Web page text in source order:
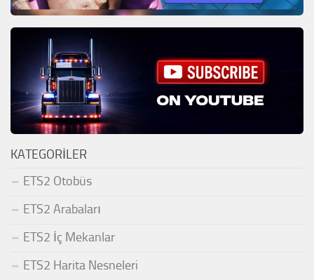
KATEGORILER
ETS2 Otobüs
ETS2 Arabaları
ETS2 İç Mekanlar
ETS2 Harita Nesneleri